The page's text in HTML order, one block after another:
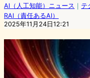
AI（人工知能）ニュース ｜ テ
RAI（責任あるAI）
2025年11月24日12:21